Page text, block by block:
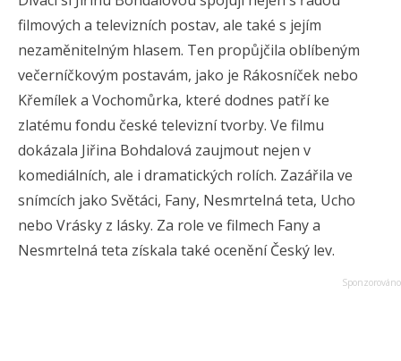
filmových a televizních postav, ale také s jejím
nezaměnitelným hlasem. Ten propůjčila oblíbeným
večerníčkovým postavám, jako je Rákosníček nebo
Křemílek a Vochomůrka, které dodnes patří ke
zlatému fondu české televizní tvorby. Ve filmu
dokázala Jiřina Bohdalová zaujmout nejen v
komediálních, ale i dramatických rolích. Zazářila ve
snímcích jako Světáci, Fany, Nesmrtelná teta, Ucho
nebo Vrásky z lásky. Za role ve filmech Fany a
Nesmrtelná teta získala také ocenění Český lev.